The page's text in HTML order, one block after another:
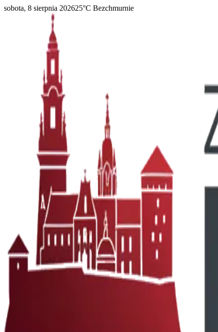
sobota, 8 sierpnia 202625°C Bezchmurnie